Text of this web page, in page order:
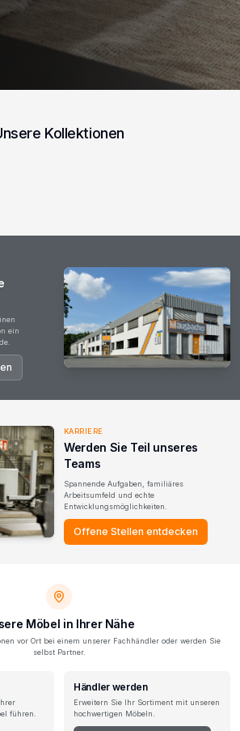
Kollektionen
ein
KARRIERE
Werden Sie Teil unseres
Teams
Spannende Aufgaben, familiäres
Arbeitsumfeld und echte
Entwicklungsmöglichkeiten.
Offene Stellen entdecken
Möbel in Ihrer Nähe
vor Ort bei einem unserer Fachhändler oder werden Sie
selbst Partner.
führen.
Händler werden
Erweitern Sie Ihr Sortiment mit unseren
hochwertigen Möbeln.